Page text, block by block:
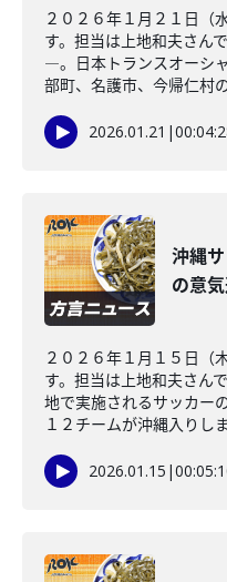
２０２６年１月２１日（
す。担当は上地和夫さん
―。日本トランスオーシ
部町、名護市、今帰仁村
2026.01.21 |
沖縄
の意
２０２６年１月１５日（
す。担当は上地和夫さん
地で実施されるサッカー
１２チームが沖縄入りし
2026.01.15 |